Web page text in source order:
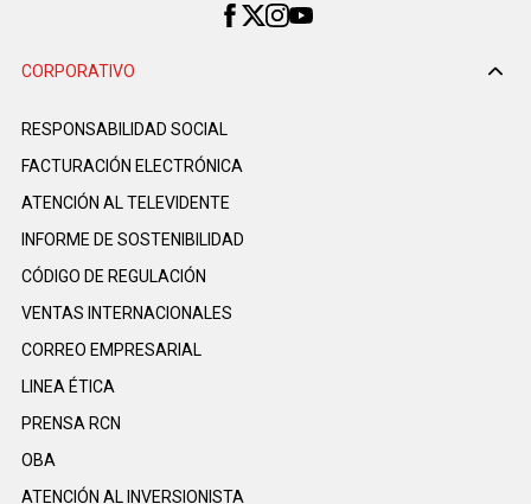
CORPORATIVO
RESPONSABILIDAD SOCIAL
FACTURACIÓN ELECTRÓNICA
ATENCIÓN AL TELEVIDENTE
INFORME DE SOSTENIBILIDAD
CÓDIGO DE REGULACIÓN
VENTAS INTERNACIONALES
CORREO EMPRESARIAL
LINEA ÉTICA
PRENSA RCN
OBA
ATENCIÓN AL INVERSIONISTA